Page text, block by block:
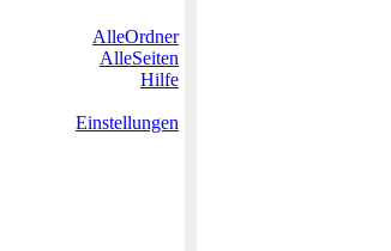
AlleOrdner
AlleSeiten
Hilfe
Einstellungen